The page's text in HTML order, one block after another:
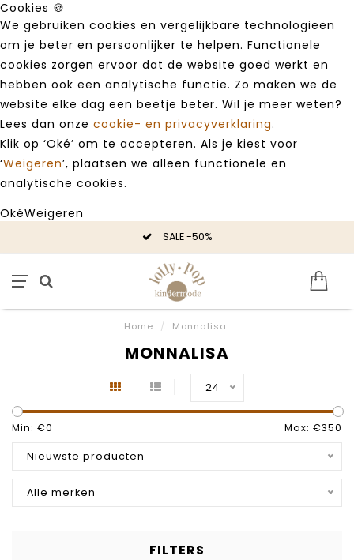
Cookies 🍪
We gebruiken cookies en vergelijkbare technologieën
om je beter en persoonlijker te helpen. Functionele
cookies zorgen ervoor dat de website goed werkt en
hebben ook een analytische functie. Zo maken we de
website elke dag een beetje beter. Wil je meer weten?
Lees dan onze cookie- en privacyverklaring.
Klik op ‘Oké’ om te accepteren. Als je kiest voor
‘Weigeren’, plaatsen we alleen functionele en
analytische cookies.
OkéWeigeren
SALE -50%
Home / Monnalisa
MONNALISA
24
Min: €0 Max: €350
Nieuwste producten
Alle merken
FILTERS